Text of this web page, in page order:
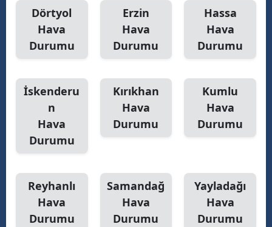
Muğla
Muş
Niğde
Rize
Samsun
Siirt
Dörtyol
Hava
Durumu
Erzin
Hava
Durumu
Hassa
Hava
Durumu
İskenderu
n
Hava
Durumu
Kırıkhan
Hava
Durumu
Kumlu
Hava
Durumu
Reyhanlı
Hava
Durumu
Samandağ
Hava
Durumu
Yayladağı
Hava
Durumu